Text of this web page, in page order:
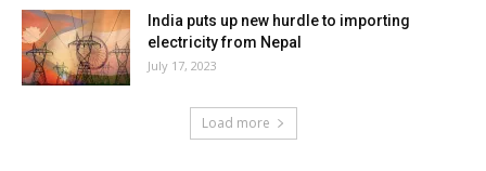
India puts up new hurdle to importing
electricity from Nepal
July 17, 2023
Load more